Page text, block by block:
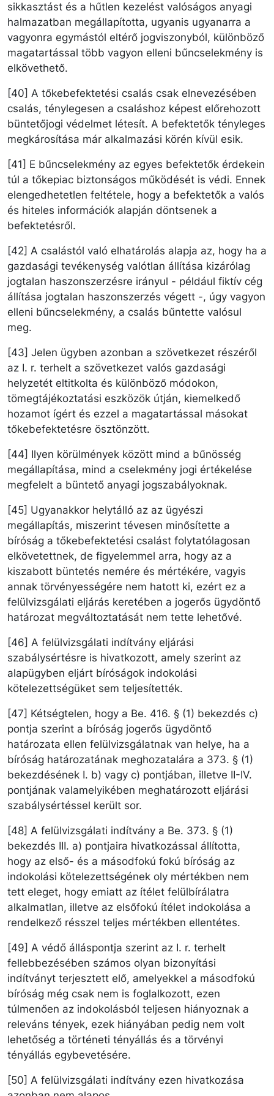
sikkasztást és a hűtlen kezelést valóságos anyagi
halmazatban megállapította, ugyanis ugyanarra a
vagyonra egymástól eltérő jogviszonyból, különböző
magatartással több vagyon elleni bűncselekmény is
elkövethető.
[40] A tőkebefektetési csalás csak elnevezésében
csalás, ténylegesen a csaláshoz képest előrehozott
büntetőjogi védelmet létesít. A befektetők tényleges
megkárosítása már alkalmazási körén kívül esik.
[41] E bűncselekmény az egyes befektetők érdekein
túl a tőkepiac biztonságos működését is védi. Ennek
elengedhetetlen feltétele, hogy a befektetők a valós
és hiteles információk alapján döntsenek a
befektetésről.
[42] A csalástól való elhatárolás alapja az, hogy ha a
gazdasági tevékenység valótlan állítása kizárólag
jogtalan haszonszerzésre irányul - például fiktív cég
állítása jogtalan haszonszerzés végett -, úgy vagyon
elleni bűncselekmény, a csalás bűntette valósul
meg.
[43] Jelen ügyben azonban a szövetkezet részéről
az I. r. terhelt a szövetkezet valós gazdasági
helyzetét eltitkolta és különböző módokon,
tömegtájékoztatási eszközök útján, kiemelkedő
hozamot ígért és ezzel a magatartással másokat
tőkebefektetésre ösztönzött.
[44] Ilyen körülmények között mind a bűnösség
megállapítása, mind a cselekmény jogi értékelése
megfelelt a büntető anyagi jogszabályoknak.
[45] Ugyanakkor helytálló az az ügyészi
megállapítás, miszerint tévesen minősítette a
bíróság a tőkebefektetési csalást folytatólagosan
elkövetettnek, de figyelemmel arra, hogy az a
kiszabott büntetés nemére és mértékére, vagyis
annak törvényességére nem hatott ki, ezért ez a
felülvizsgálati eljárás keretében a jogerős ügydöntő
határozat megváltoztatását nem tette lehetővé.
[46] A felülvizsgálati indítvány eljárási
szabálysértésre is hivatkozott, amely szerint az
alapügyben eljárt bíróságok indokolási
kötelezettségüket sem teljesítették.
[47] Kétségtelen, hogy a Be. 416. § (1) bekezdés c)
pontja szerint a bíróság jogerős ügydöntő
határozata ellen felülvizsgálatnak van helye, ha a
bíróság határozatának meghozatalára a 373. § (1)
bekezdésének I. b) vagy c) pontjában, illetve II-IV.
pontjának valamelyikében meghatározott eljárási
szabálysértéssel került sor.
[48] A felülvizsgálati indítvány a Be. 373. § (1)
bekezdés III. a) pontjaira hivatkozással állította,
hogy az első- és a másodfokú fokú bíróság az
indokolási kötelezettségének oly mértékben nem
tett eleget, hogy emiatt az ítélet felülbírálatra
alkalmatlan, illetve az elsőfokú ítélet indokolása a
rendelkező résszel teljes mértékben ellentétes.
[49] A védő álláspontja szerint az I. r. terhelt
fellebbezésében számos olyan bizonyítási
indítványt terjesztett elő, amelyekkel a másodfokú
bíróság még csak nem is foglalkozott, ezen
túlmenően az indokolásból teljesen hiányoznak a
releváns tények, ezek hiányában pedig nem volt
lehetőség a történeti tényállás és a törvényi
tényállás egybevetésére.
[50] A felülvizsgálati indítvány ezen hivatkozása